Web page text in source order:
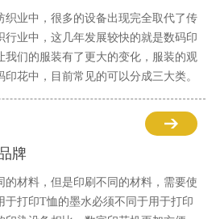
织业中，很多的设备出现完全取代了传
行业中，这几年发展较快的就是数码印
我们的服装有了更大的变化，服装的观
花中，目前常见的可以分成三大类。
牌
的材料，但是印刷不同的材料，需要使
于打印T恤的墨水必须不同于用于打印